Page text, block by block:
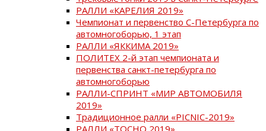
РАЛЛИ «КАРЕЛИЯ 2019»
Чемпионат и первенство С-Петербурга по
автомногоборью, 1 этап
РАЛЛИ «ЯККИМА 2019»
ПОЛИТЕХ 2-й этап чемпионата и
первенства санкт-петербурга по
автомногоборью
РАЛЛИ-СПРИНТ «МИР АВТОМОБИЛЯ
2019»
Традиционное ралли «PICNIC-2019»
РАЛЛИ «ТОСНО 2019»